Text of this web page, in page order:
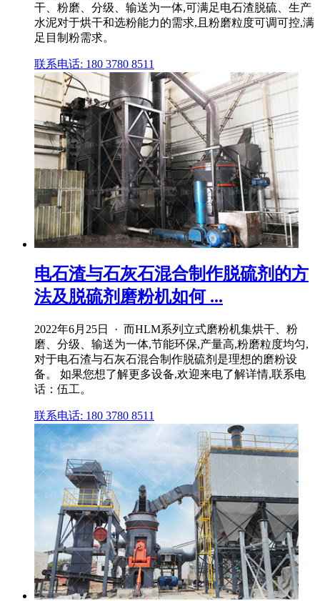
干、粉磨、分级、输送为一体,可满足电石渣脱硫、生产
水泥对于烘干和选粉能力的需求,且粉磨粒度可调可控,满
足目制粉需求。
联系电话: 180 3780 8511
电石渣与石灰石混合制作脱硫剂的方
法及脱硫剂磨粉机如何 ...
2022年6月25日 · 而HLM系列立式磨粉机集烘干、粉
磨、分级、输送为一体,节能环保,产量高,粉磨粒度均匀,
对于电石渣与石灰石混合制作脱硫剂是理想的磨粉设
备。 如果您想了解更多设备,欢迎来电了解详情,联系电
话：伍工。
联系电话: 180 3780 8511